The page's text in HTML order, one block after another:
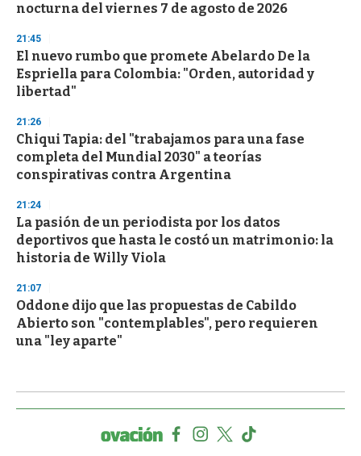
nocturna del viernes 7 de agosto de 2026
21:45
El nuevo rumbo que promete Abelardo De la
Espriella para Colombia: "Orden, autoridad y
libertad"
21:26
Chiqui Tapia: del "trabajamos para una fase
completa del Mundial 2030" a teorías
conspirativas contra Argentina
21:24
La pasión de un periodista por los datos
deportivos que hasta le costó un matrimonio: la
historia de Willy Viola
21:07
Oddone dijo que las propuestas de Cabildo
Abierto son "contemplables", pero requieren
una "ley aparte"